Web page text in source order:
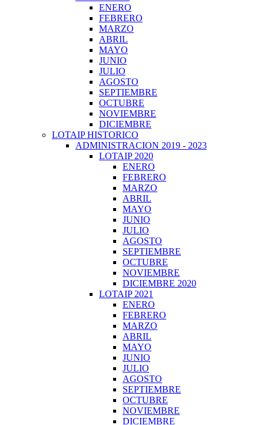
ENERO
FEBRERO
MARZO
ABRIL
MAYO
JUNIO
JULIO
AGOSTO
SEPTIEMBRE
OCTUBRE
NOVIEMBRE
DICIEMBRE
LOTAIP HISTORICO
ADMINISTRACION 2019 - 2023
LOTAIP 2020
ENERO
FEBRERO
MARZO
ABRIL
MAYO
JUNIO
JULIO
AGOSTO
SEPTIEMBRE
OCTUBRE
NOVIEMBRE
DICIEMBRE 2020
LOTAIP 2021
ENERO
FEBRERO
MARZO
ABRIL
MAYO
JUNIO
JULIO
AGOSTO
SEPTIEMBRE
OCTUBRE
NOVIEMBRE
DICIEMBRE